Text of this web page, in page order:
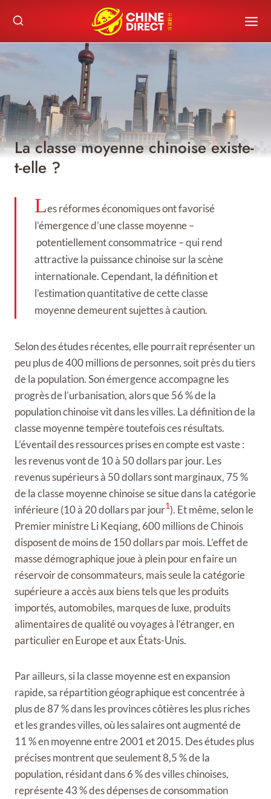
content
La classe moyenne chinoise existe-
t-elle ?
Les réformes économiques ont favorisé
l’émergence d’une classe moyenne –
potentiellement consommatrice – qui rend
attractive la puissance chinoise sur la scène
internationale. Cependant, la définition et
l’estimation quantitative de cette classe
moyenne demeurent sujettes à caution.
Selon des études récentes, elle pourrait représenter un
peu plus de 400 millions de personnes, soit près du tiers
de la population. Son émergence accompagne les
progrès de l’urbanisation, alors que 56 % de la
population chinoise vit dans les villes. La définition de la
classe moyenne tempère toutefois ces résultats.
L’éventail des ressources prises en compte est vaste :
les revenus vont de 10 à 50 dollars par jour. Les
revenus supérieurs à 50 dollars sont marginaux, 75 %
de la classe moyenne chinoise se situe dans la catégorie
inférieure (10 à 20 dollars par jour1). Et même, selon le
Premier ministre Li Keqiang, 600 millions de Chinois
disposent de moins de 150 dollars par mois. L’effetde
masse démographique joue à plein pour en faire un
réservoir de consommateurs, mais seule la catégorie
supérieure a accès aux biens tels que les produits
importés, automobiles, marques de luxe, produits
alimentaires de qualité ou voyages à l’étranger, en
particulier en Europe et aux États-Unis.
Par ailleurs, si la classe moyenne est en expansion
rapide, sa répartition géographique est concentrée à
plus de 87 % dans les provinces côtières les plus riches
et les grandes villes, où les salaires ont augmenté de
11 % en moyenne entre 2001 et 2015. Des études plus
précises montrent que seulement 8,5 % de la
population, résidant dans 6 % des villes chinoises,
représente 43 % des dépenses de consommation